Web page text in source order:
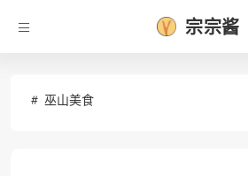
宗宗酱
巫山美食